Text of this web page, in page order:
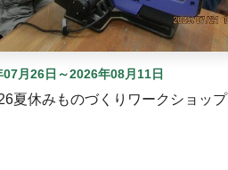
月26日～2026年08月11日
夏休みものづくりワークショップ